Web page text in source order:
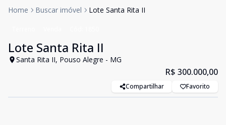
Home Buscar imóvel Lote Santa Rita II
Lote Santa Rita II
Santa Rita II, Pouso Alegre - MG
R$ 300.000,00
Compartilhar Favorito